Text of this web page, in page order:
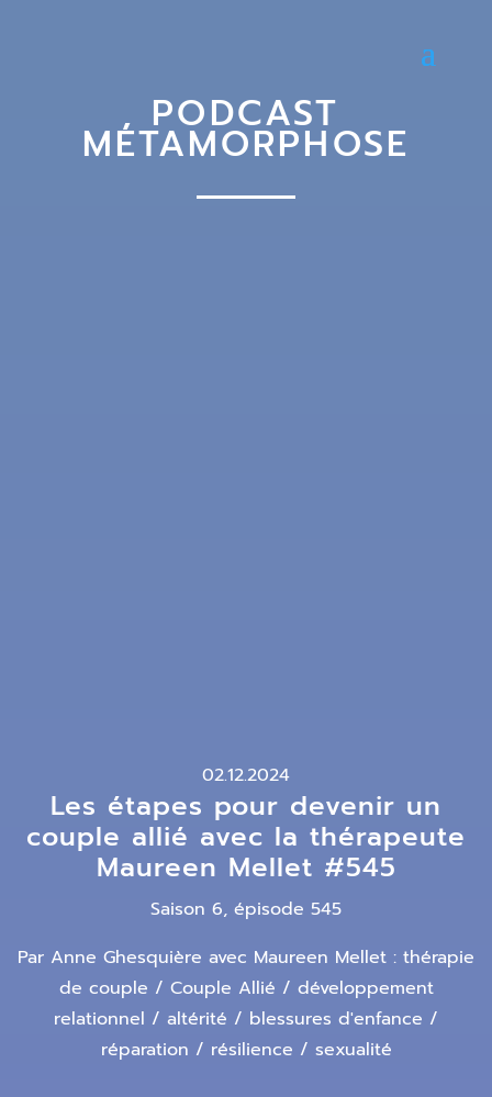
PODCAST
MÉTAMORPHOSE
02.12.2024
Les étapes pour devenir un
couple allié avec la thérapeute
Maureen Mellet #545
Saison 6, épisode 545
Par Anne Ghesquière avec Maureen Mellet : thérapie
de couple / Couple Allié / développement
relationnel / altérité / blessures d'enfance /
réparation / résilience / sexualité